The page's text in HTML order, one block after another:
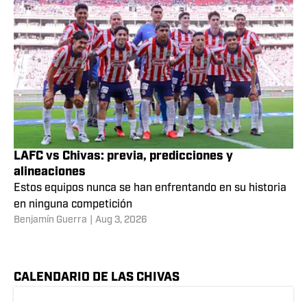
LAFC vs Chivas: previa, predicciones y
alineaciones
Estos equipos nunca se han enfrentando en su historia
en ninguna competición
Benjamín Guerra Aug 3, 2026
CALENDARIO DE LAS CHIVAS